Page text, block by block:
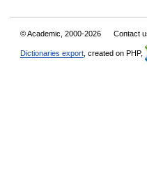
© Academic, 2000-2026 Contact
Dictionaries export , created on PHP,